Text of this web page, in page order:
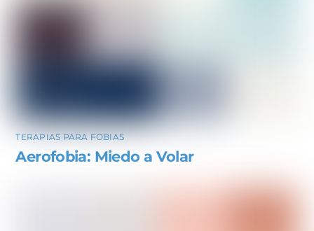
TERAPIAS PARA FOBIAS
Aerofobia: Miedo a Volar